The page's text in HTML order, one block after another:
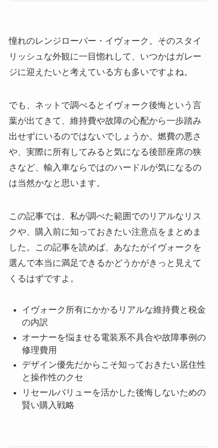
憧れのレンジローバー・イヴォーク。そのスタイ
リッシュな外観に一目惚れして、いつかはガレー
ジに迎えたいと考えている方も多いですよね。
でも、ネットで調べるとイヴォーク後悔という言
葉が出てきて、維持費や故障の心配から一歩踏み
出せずにいるのではないでしょうか。燃費の悪さ
や、実際に所有してみると気になる後部座席の狭
さなど、輸入車ならではのハードルが気になるの
は当然かなと思います。
この記事では、私が調べた範囲でのリアルなリス
クや、購入前に知っておきたい注意点をまとめま
した。この記事を読めば、あなたがイヴォークを
選んで本当に満足できるかどうかがきっと見えて
くるはずですよ。
イヴォーク所有にかかるリアルな維持費と税金
の内訳
オーナーを悩ませる電装系不具合や故障事例の
修理費用
デザイン優先だからこそ知っておきたい居住性
と操作性のクセ
リセールバリューを活かした後悔しないための
賢い購入戦略